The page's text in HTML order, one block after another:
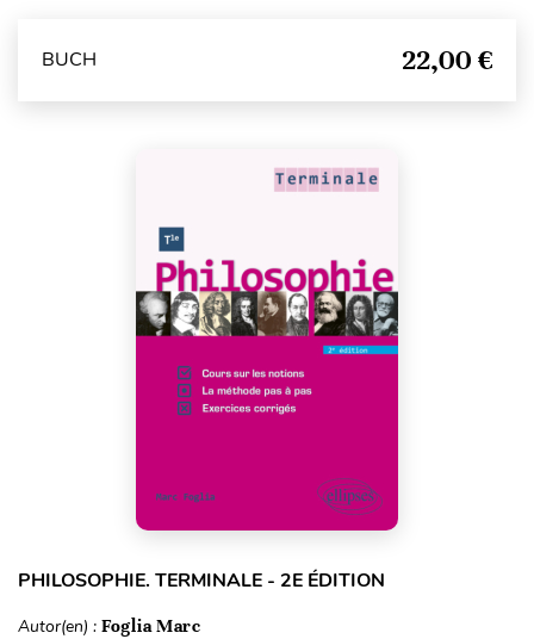
BUCH 22,00 €
PHILOSOPHIE. TERMINALE - 2E ÉDITION
Autor(en) : Foglia Marc